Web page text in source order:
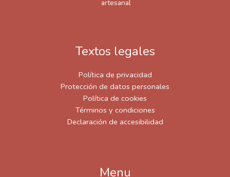
artesanal
Textos legales
Política de privacidad
Protección de datos personales
Política de cookies
Términos y condiciones
Declaración de accesibilidad
Menu